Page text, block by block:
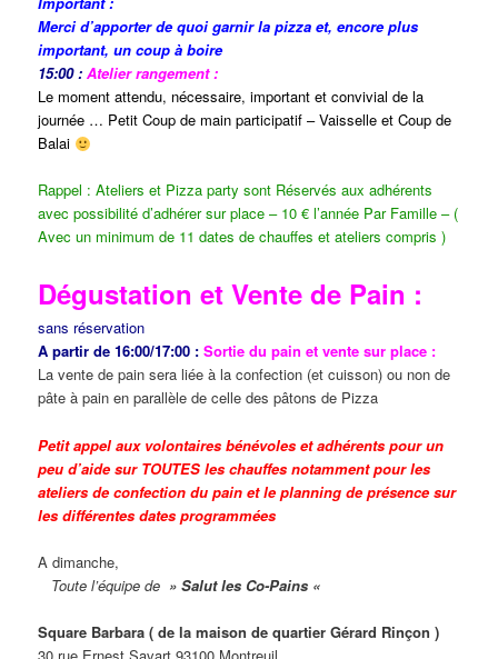
Merci d’apporter de quoi garnir la pizza et, encore plus
important, un coup à boire
15:00 : Atelier rangement :
Le moment attendu, nécessaire, important et convivial de la
journée … Petit Coup de main participatif – Vaisselle et Coup de
Balai
Rappel : Ateliers et Pizza party sont Réservés aux adhérents
avec possibilité d’adhérer sur place – 10 € l’année Par Famille – (
Avec un minimum de 11 dates de chauffes et ateliers compris )
Dégustation et Vente de Pain :
sans réservation
A partir de 16:00/17:00 : Sortie du pain et vente sur place :
La vente de pain sera liée à la confection (et cuisson) ou non de
pâte à pain en parallèle de celle des pâtons de Pizza
Petit appel aux volontaires bénévoles et adhérents pour un
peu d’aide sur TOUTES les chauffes notamment pour les
ateliers de confection du pain et le planning de présence sur
les différentes dates programmées
A dimanche,
Toute l’équipe de » Salut les Co-Pains «
Square Barbara ( de la maison de quartier Gérard Rinçon )